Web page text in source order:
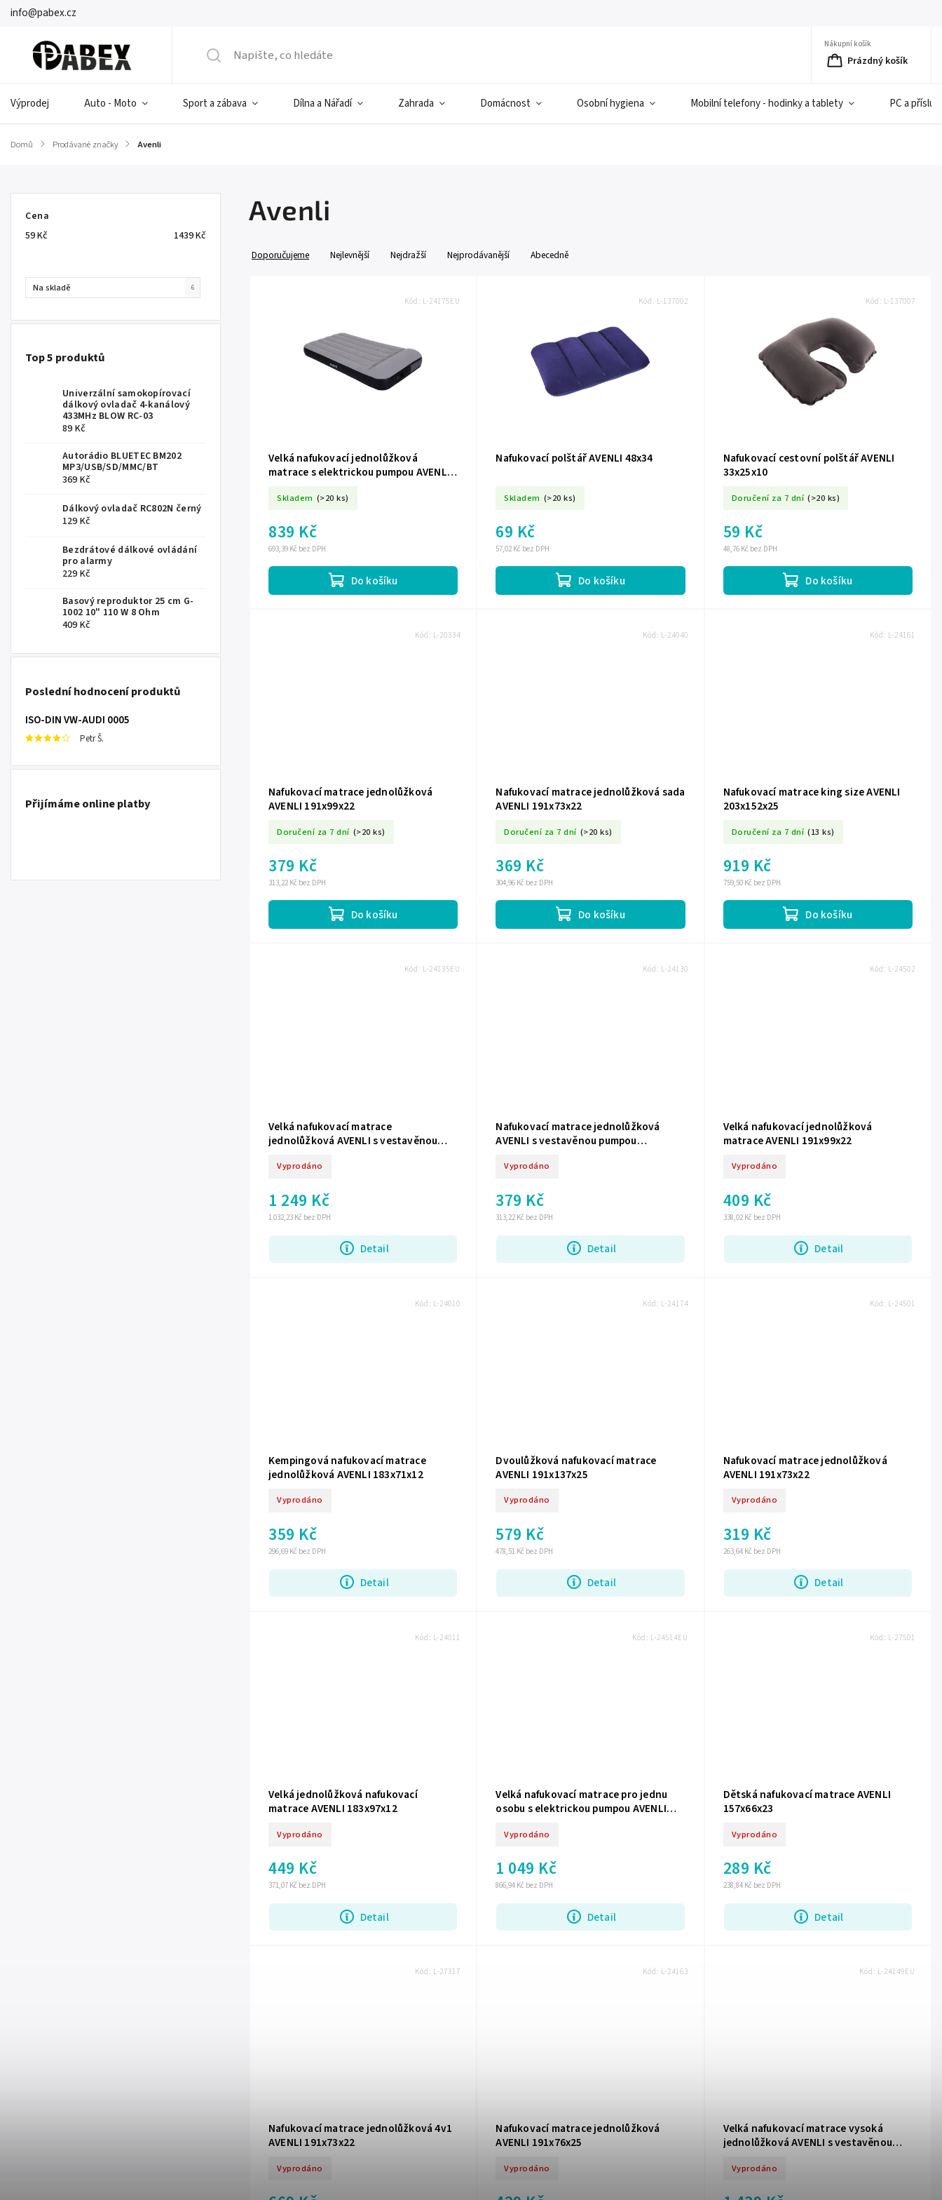
info@pabex.cz
Nákupní košík
Prázdný košík
Výprodej Auto - Moto Sport a zábava Dílna a Nářadí Zahrada Domácnost Osobní hygiena Mobilní telefony - hodinky a tablety PC a
Domů / Prodávané značky / Avenli
Cena
59Kč 1439Kč
Na skladě 6
Top 5 produktů
Univerzální samokopírovací
dálkový ovladač 4-kanálový
433MHz BLOW RC-03
89 Kč
Autorádio BLUETEC BM202
MP3/USB/SD/MMC/BT
369 Kč
Dálkový ovladač RC802N černý
129 Kč
Bezdrátové dálkové ovládání
pro alarmy
229 Kč
Basový reproduktor 25 cm G-
1002 10" 110 W 8 Ohm
409 Kč
Poslední hodnocení produktů
ISO-DIN VW-AUDI 0005
Petr Š.
Přijímáme online platby
Avenli
Doporučujeme Nejlevnější Nejdražší Nejprodávanější Abecedně
Velká nafukovací jednolůžková
matrace s elektrickou pumpou AVENLI
Skladem (>20 ks)
693,39 Kč bez DPH
839 Kč
Do košíku
Kód: L-24175EU
Nafukovací polštář AVENLI 48x34
Skladem (>20 ks)
57,02 Kč bez DPH
69 Kč
Do košíku
Kód: L-137002
Nafukovací cestovní polštář AVENLI
33x25x10
Doručení za 7 dní (>20 ks)
48,76 Kč bez DPH
59 Kč
Do košíku
Kód: L-137007
Nafukovací matrace jednolůžková
AVENLI 191x99x22
Doručení za 7 dní (>20 ks)
313,22 Kč bez DPH
379 Kč
Do košíku
Kód: L-20334
Nafukovací matrace jednolůžková sada
AVENLI 191x73x22
Doručení za 7 dní (>20 ks)
304,96 Kč bez DPH
369 Kč
Do košíku
Kód: L-24040
Nafukovací matrace king size AVENLI
203x152x25
Doručení za 7 dní (13 ks)
759,50 Kč bez DPH
919 Kč
Do košíku
Kód: L-24161
Velká nafukovací matrace
jednolůžková AVENLI s vestavěnou
Vyprodáno
1 032,23 Kč bez DPH
1 249 Kč
Detail
Kód: L-24135EU
Nafukovací matrace jednolůžková
AVENLI s vestavěnou pumpou
Vyprodáno
313,22 Kč bez DPH
379 Kč
Detail
Kód: L-24130
Velká nafukovací jednolůžková
matrace AVENLI 191x99x22
Vyprodáno
338,02 Kč bez DPH
409 Kč
Detail
Kód: L-24502
Kempingová nafukovací matrace
jednolůžková AVENLI 183x71x12
Vyprodáno
296,69 Kč bez DPH
359 Kč
Detail
Kód: L-24010
Dvoulůžková nafukovací matrace
AVENLI 191x137x25
Vyprodáno
478,51 Kč bez DPH
579 Kč
Detail
Kód: L-24174
Nafukovací matrace jednolůžková
AVENLI 191x73x22
Vyprodáno
263,64 Kč bez DPH
319 Kč
Detail
Kód: L-24501
Velká jednolůžková nafukovací
matrace AVENLI 183x97x12
Vyprodáno
371,07 Kč bez DPH
449 Kč
Detail
Kód: L-24011
Velká nafukovací matrace pro jednu
osobu s elektrickou pumpou AVENLI
Vyprodáno
866,94 Kč bez DPH
1 049 Kč
Detail
Kód: L-24514EU
Dětská nafukovací matrace AVENLI
157x66x23
Vyprodáno
238,84 Kč bez DPH
289 Kč
Detail
Kód: L-27501
Nafukovací matrace jednolůžková 4v1
AVENLI 191x73x22
Vyprodáno
Kód: L-27317
Nafukovací matrace jednolůžková
AVENLI 191x76x25
Vyprodáno
Kód: L-24163
Velká nafukovací matrace vysoká
jednolůžková AVENLI s vestavěnou
Vyprodáno
Kód: L-24149EU